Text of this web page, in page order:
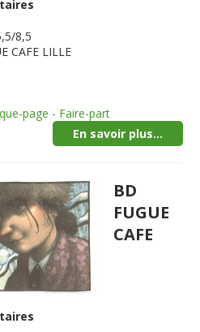
8,5
CAFE LILLE
page - Faire-part
En savoir plus...
BD
FUGUE
CAFE